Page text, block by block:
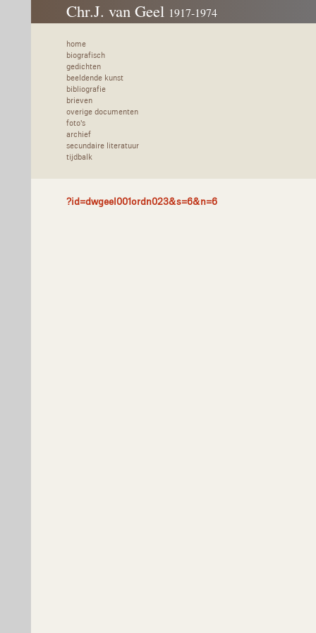
Chr.J. van Geel 1917-1974
home
biografisch
gedichten
beeldende kunst
bibliografie
brieven
overige documenten
foto's
archief
secundaire literatuur
tijdbalk
?id=dwgeel001ordn023&s=6&n=6